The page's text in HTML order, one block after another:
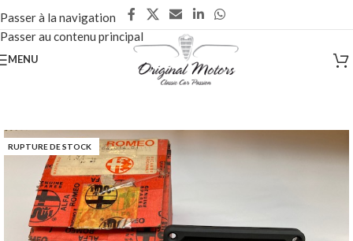
Passer à la navigation
Passer au contenu principal
MENU
RUPTURE DE STOCK